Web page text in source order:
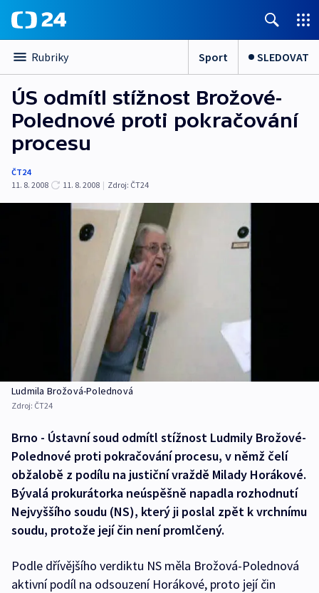
Rubriky Sport SLEDOVAT
ÚS odmítl stížnost Brožové-
Polednové proti pokračování
procesu
ČT24
11. 8. 2008
11. 8. 2008 | Zdroj: ČT24
Ludmila Brožová-Polednová
Zdroj: ČT24
Brno - Ústavní soud odmítl stížnost Ludmily Brožové-
Polednové proti pokračování procesu, v němž čelí
obžalobě z podílu na justiční vraždě Milady Horákové.
Bývalá prokurátorka neúspěšně napadla rozhodnutí
Nejvyššího soudu (NS), který ji poslal zpět k vrchnímu
soudu, protože její čin není promlčený.
Podle dřívějšího verdiktu NS měla Brožová-Polednová
aktivní podíl na odsouzení Horákové, proto její čin